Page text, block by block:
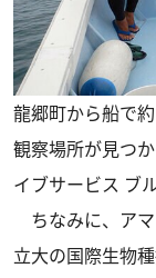
龍郷町から船で
観察場所が見つ
イブサービス ブ
ちなみに、ア
立大の国際生物